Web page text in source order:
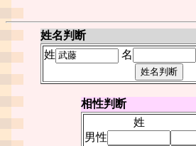
姓名判断
姓
名
相性判断
姓
男性